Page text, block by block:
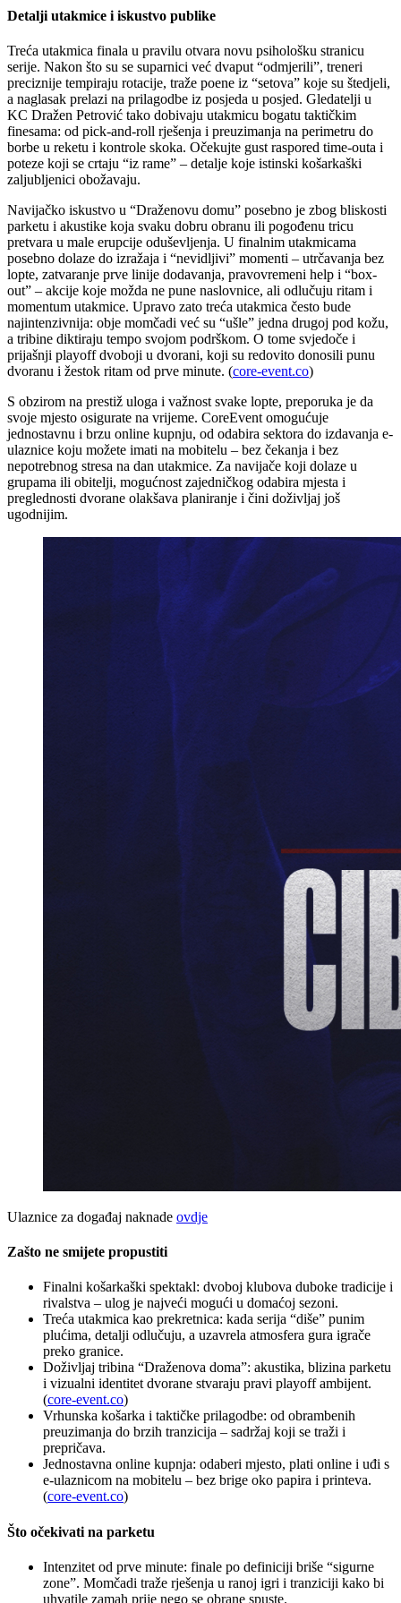
Detalji utakmice i iskustvo publike
Treća utakmica finala u pravilu otvara novu psihološku stranicu
serije. Nakon što su se suparnici već dvaput “odmjerili”, treneri
preciznije tempiraju rotacije, traže poene iz “setova” koje su štedjeli,
a naglasak prelazi na prilagodbe iz posjeda u posjed. Gledatelji u
KC Dražen Petrović tako dobivaju utakmicu bogatu taktičkim
finesama: od pick-and-roll rješenja i preuzimanja na perimetru do
borbe u reketu i kontrole skoka. Očekujte gust raspored time-outa i
poteze koji se crtaju “iz rame” – detalje koje istinski košarkaški
zaljubljenici obožavaju.
Navijačko iskustvo u “Draženovu domu” posebno je zbog bliskosti
parketu i akustike koja svaku dobru obranu ili pogođenu tricu
pretvara u male erupcije oduševljenja. U finalnim utakmicama
posebno dolaze do izražaja i “nevidljivi” momenti – utrčavanja bez
lopte, zatvaranje prve linije dodavanja, pravovremeni help i “box-
out” – akcije koje možda ne pune naslovnice, ali odlučuju ritam i
momentum utakmice. Upravo zato treća utakmica često bude
najintenzivnija: obje momčadi već su “ušle” jedna drugoj pod kožu,
a tribine diktiraju tempo svojom podrškom. O tome svjedoče i
prijašnji playoff dvoboji u dvorani, koji su redovito donosili punu
dvoranu i žestok ritam od prve minute. (core-event.co)
S obzirom na prestiž uloga i važnost svake lopte, preporuka je da
svoje mjesto osigurate na vrijeme. CoreEvent omogućuje
jednostavnu i brzu online kupnju, od odabira sektora do izdavanja e-
ulaznice koju možete imati na mobitelu – bez čekanja i bez
nepotrebnog stresa na dan utakmice. Za navijače koji dolaze u
grupama ili obitelji, mogućnost zajedničkog odabira mjesta i
preglednosti dvorane olakšava planiranje i čini doživljaj još
ugodnijim.
Ulaznice za događaj naknade ovdje
Zašto ne smijete propustiti
Finalni košarkaški spektakl: dvoboj klubova duboke tradicije i
rivalstva – ulog je najveći mogući u domaćoj sezoni.
Treća utakmica kao prekretnica: kada serija “diše” punim
plućima, detalji odlučuju, a uzavrela atmosfera gura igrače
preko granice.
Doživljaj tribina “Draženova doma”: akustika, blizina parketu
i vizualni identitet dvorane stvaraju pravi playoff ambijent.
(core-event.co)
Vrhunska košarka i taktičke prilagodbe: od obrambenih
preuzimanja do brzih tranzicija – sadržaj koji se traži i
prepričava.
Jednostavna online kupnja: odaberi mjesto, plati online i uđi s
e-ulaznicom na mobitelu – bez brige oko papira i printeva.
(core-event.co)
Što očekivati na parketu
Intenzitet od prve minute: finale po definiciji briše “sigurne
zone”. Momčadi traže rješenja u ranoj igri i tranziciji kako bi
uhvatile zamah prije nego se obrane spuste.